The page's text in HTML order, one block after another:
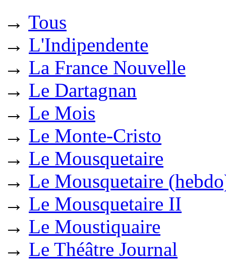
→ Tous
→ L'Indipendente
→ La France Nouvelle
→ Le Dartagnan
→ Le Mois
→ Le Monte-Cristo
→ Le Mousquetaire
→ Le Mousquetaire
→ Le Mousquetaire II
→ Le Moustiquaire
→ Le Théâtre Journal